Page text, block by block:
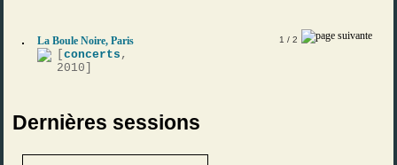
La Boule Noire, Paris
[concerts ,
2010]
1 / 2
Dernières sessions